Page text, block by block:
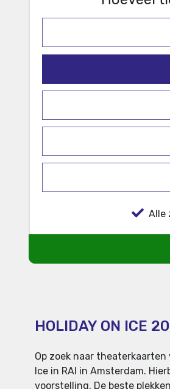
Alle
HOLIDAY ON ICE
Op zoek naar
Ice in RAI in Amsterdam.
voorstelling. De beste